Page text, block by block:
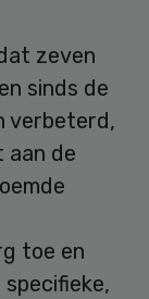
zeven
sinds de
verbeterd,
aan de
toe en